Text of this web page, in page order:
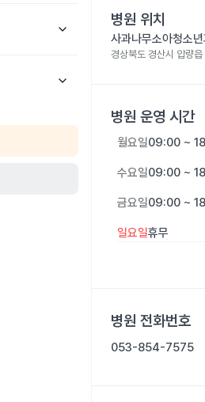
병원 위치
사과나무소아청소
경상북도 경산시 압량
병원 운영 시간
월요일09:00 ~
수요일09:00 ~
금요일09:00 ~
일요일휴무
병원 전화번호
053-854-7575